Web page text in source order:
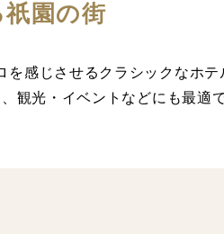
園の街
感じさせるクラシックなホテ
観光・イベントなどにも最適で